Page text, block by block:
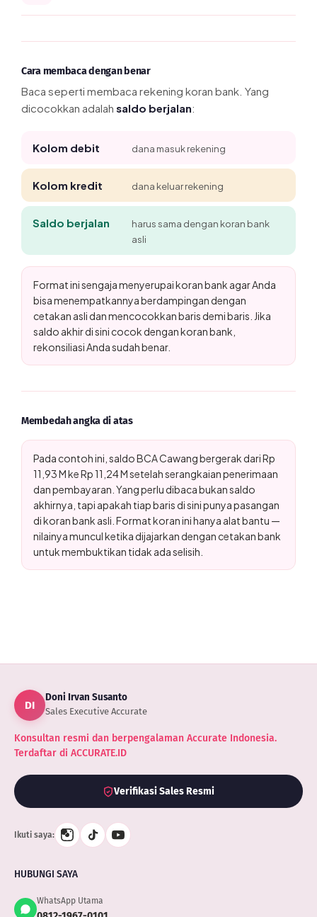
Cara membaca dengan benar
Baca seperti membaca rekening koran bank. Yang
dicocokkan adalah saldo berjalan:
Kolom debit dana masuk rekening
Kolom kredit dana keluar rekening
Saldo berjalan
harus sama dengan koran bank
asli
Format ini sengaja menyerupai koran bank agar Anda
bisa menempatkannya berdampingan dengan
cetakan asli dan mencocokkan baris demi baris. Jika
saldo akhir di sini cocok dengan koran bank,
rekonsiliasi Anda sudah benar.
Membedah angka di atas
Pada contoh ini, saldo BCA Cawang bergerak dari Rp
11,93 M ke Rp 11,24 M setelah serangkaian penerimaan
dan pembayaran. Yang perlu dibaca bukan saldo
akhirnya, tapi apakah tiap baris di sini punya pasangan
di koran bank asli. Format koran ini hanya alat bantu —
nilainya muncul ketika dijajarkan dengan cetakan bank
untuk membuktikan tidak ada selisih.
DI
Doni Irvan Susanto
Sales Executive Accurate
Konsultan resmi dan berpengalaman Accurate Indonesia.
Terdaftar di ACCURATE.ID
Verifikasi Sales Resmi
Ikuti saya:
HUBUNGI SAYA
WhatsApp Utama